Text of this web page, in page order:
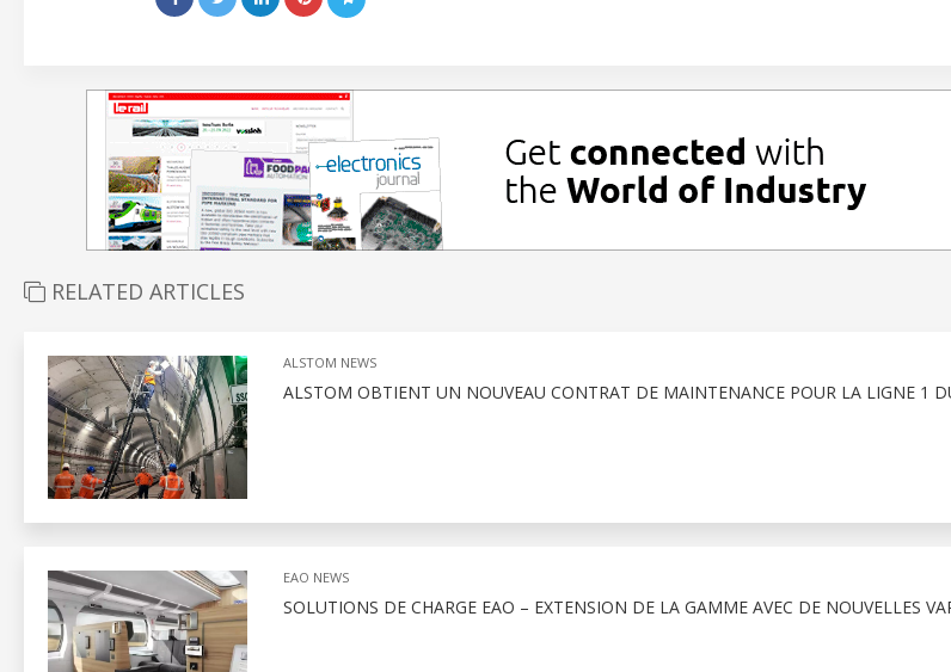
RELATED ARTICLES
ALSTOM NEWS
ALSTOM OBTIENT UN NOUVEAU CONTRAT DE MAINTENANCE POUR LA LIGNE 1
EAO NEWS
SOLUTIONS DE CHARGE EAO – EXTENSION DE LA GAMME AVEC DE NOUVELLES